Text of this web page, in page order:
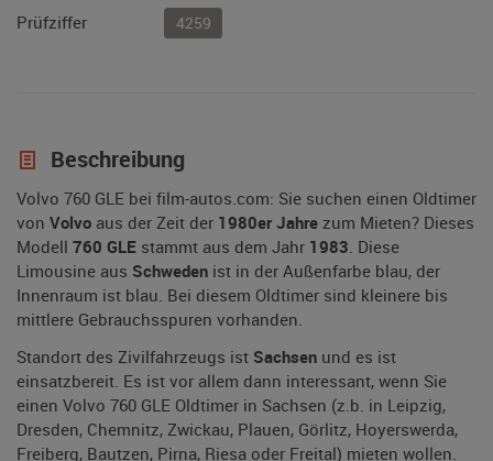
Prüfziffer
4259
Beschreibung
Volvo 760 GLE bei film-autos.com: Sie suchen einen Oldtimer
von Volvo aus der Zeit der 1980er Jahre zum Mieten? Dieses
Modell 760 GLE stammt aus dem Jahr 1983. Diese
Limousine aus Schweden ist in der Außenfarbe blau, der
Innenraum ist blau. Bei diesem Oldtimer sind kleinere bis
mittlere Gebrauchsspuren vorhanden.
Standort des Zivilfahrzeugs ist Sachsen und es ist
einsatzbereit. Es ist vor allem dann interessant, wenn Sie
einen Volvo 760 GLE Oldtimer in Sachsen (z.b. in Leipzig,
Dresden, Chemnitz, Zwickau, Plauen, Görlitz, Hoyerswerda,
Freiberg, Bautzen, Pirna, Riesa oder Freital) mieten wollen.